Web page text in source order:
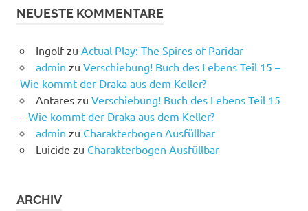
NEUESTE KOMMENTARE
Ingolfzu Actual Play: The Spires of Paridar
admin zu Verschiebung! Buch des Lebens Teil 15 –
Wie kommt der Draka aus dem Keller?
Antareszu Verschiebung! Buch des Lebens Teil 15
– Wie kommt der Draka aus dem Keller?
admin zu Charakterbogen Ausfüllbar
Luicide zu Charakterbogen Ausfüllbar
ARCHIV